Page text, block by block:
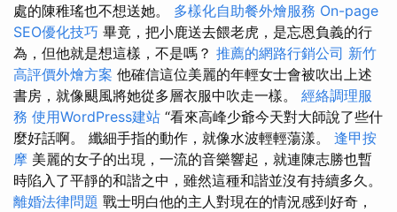
處的陳稚瑤也不想送她。 多樣化自助餐外燴服務 On-page
SEO優化技巧 畢竟，把小鹿送去餵老虎，是忘恩負義的行
為，但他就是想這樣，不是嗎？ 推薦的網路行銷公司 新竹
高評價外燴方案 他確信這位美麗的年輕女士會被吹出上述
書房，就像颶風將她從多層衣服中吹走一樣。 經絡調理服
務 使用WordPress建站 “看來高峰少爺今天對大師說了些什
麼好話啊。 纖細手指的動作，就像水波輕輕蕩漾。 逢甲按
摩 美麗的女子的出現，一流的音樂響起，就連陳志勝也暫
時陷入了平靜的和諧之中，雖然這種和諧並沒有持續多久。
離婚法律問題 戰士明白他的主人對現在的情況感到好奇，